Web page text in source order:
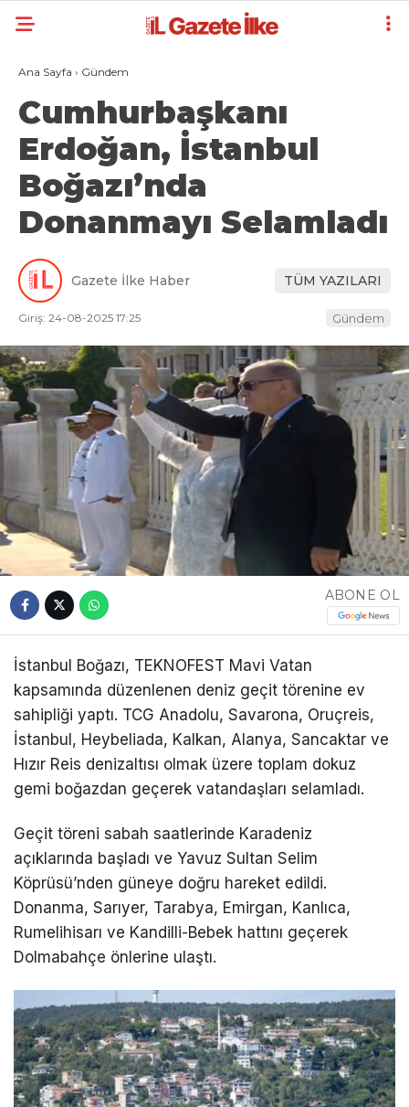
Ana Sayfa › Gündem
Cumhurbaşkanı
Erdoğan, İstanbul
Boğazı’nda
Donanmayı Selamladı
Gazete İlke Haber TÜM YAZILARI
Giriş: 24-08-2025 17:25 Gündem
ABONE OL
İstanbul Boğazı, TEKNOFEST Mavi Vatan
kapsamında düzenlenen deniz geçit törenine ev
sahipliği yaptı. TCG Anadolu, Savarona, Oruçreis,
İstanbul, Heybeliada, Kalkan, Alanya, Sancaktar ve
Hızır Reis denizaltısı olmak üzere toplam dokuz
gemi boğazdan geçerek vatandaşları selamladı.
Geçit töreni sabah saatlerinde Karadeniz
açıklarında başladı ve Yavuz Sultan Selim
Köprüsü’nden güneye doğru hareket edildi.
Donanma, Sarıyer, Tarabya, Emirgan, Kanlıca,
Rumelihisarı ve Kandilli-Bebek hattını geçerek
Dolmabahçe önlerine ulaştı.